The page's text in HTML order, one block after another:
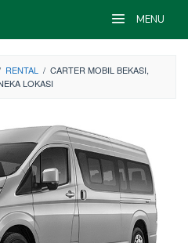
MENU
RENTAL / CARTER MOBIL BEKASI,
LOKASI